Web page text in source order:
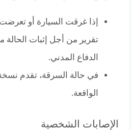
إذا غرقت السيارة أو
تقرير من أجل إثبات الحالة
الدفاع المدني.
في حالة السرقة، تقدم
الواقعة.
الإصابات الشخصية